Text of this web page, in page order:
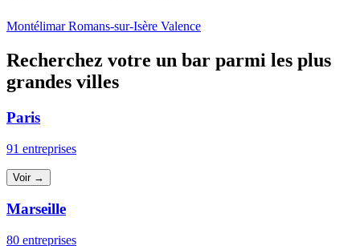
MontélimarRomans-sur-Isère Valence
Recherchez votre un bar parmi les plus
grandes villes
Paris
91 entreprises
Voir →
Marseille
80 entreprises